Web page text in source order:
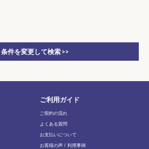
条件を変更して検索 >>
ご利用ガイド
ご契約の流れ
よくある質問
お支払いについて
お客様の声 / 利用事例